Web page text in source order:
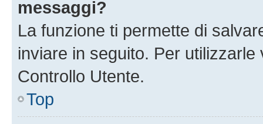
messaggi?
La funzione ti permette di
inviare in seguito. Per utilizzarle
Controllo Utente.
Top